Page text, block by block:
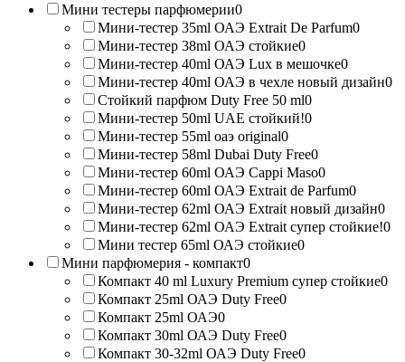
Мини тестеры парфюмерии0
Мини-тестер 35ml ОАЭ Extrait De Parfum0
Мини-тестер 38ml ОАЭ стойкие0
Мини-тестер 40ml ОАЭ Lux в мешочке0
Мини-тестер 40ml ОАЭ в чехле новый дизайн0
Стойкий парфюм Duty Free 50 ml0
Мини-тестер 50ml UAE стойкий!0
Мини-тестер 55ml оаэ original0
Мини-тестер 58ml Dubai Duty Free0
Мини-тестер 60ml ОАЭ Cappi Maso0
Мини-тестер 60ml ОАЭ Extrait de Parfum0
Мини-тестер 62ml ОАЭ Extrait новый дизайн0
Мини-тестер 62ml ОАЭ Extrait супер стойкие!0
Мини тестер 65ml ОАЭ стойкие0
Мини парфюмерия - компакт0
Компакт 40 ml Luxury Premium супер стойкие0
Компакт 25ml ОАЭ Duty Free0
Компакт 25ml ОАЭ0
Компакт 30ml ОАЭ Duty Free0
Компакт 30-32ml ОАЭ Duty Free0